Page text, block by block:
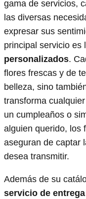
gama de servicios,
las diversas
expresar sus
principal servicio es
personalizados.
flores frescas y de
belleza, sino
transforma
un cumpleaños o
alguien querido, los
aseguran de captar
desea transmitir.
Además de su
servicio de